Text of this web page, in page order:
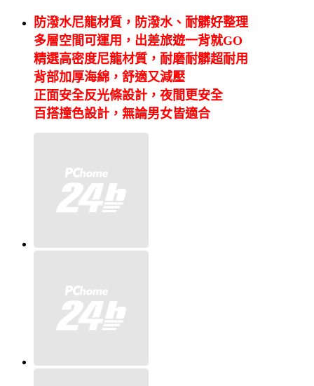
防潑水尼龍材質，防潑水、耐髒好整理
多層空間可運用，出差旅遊一背就GO
精選高密度尼龍材質，耐磨耐髒超耐用
背部加厚海綿，舒適又減壓
正面安全反光條設計，夜間更安全
百搭撞色設計，無論男女皆適合